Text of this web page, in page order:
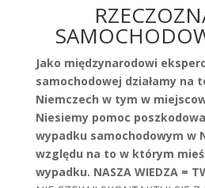
Jako międzynarodowi
samochodowej działamy na
Niemczech w tym w
Niesiemy pomoc
wypadku samochodowym w
względu na to w którym
wypadku. NASZA WIEDZA =